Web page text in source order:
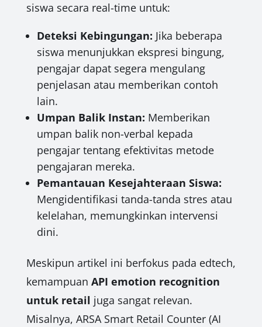
siswa secara real-time untuk:
Deteksi Kebingungan: Jika beberapa
siswa menunjukkan ekspresi bingung,
pengajar dapat segera mengulang
penjelasan atau memberikan contoh
lain.
Umpan Balik Instan: Memberikan
umpan balik non-verbal kepada
pengajar tentang efektivitas metode
pengajaran mereka.
Pemantauan Kesejahteraan Siswa:
Mengidentifikasi tanda-tanda stres atau
kelelahan, memungkinkan intervensi
dini.
Meskipun artikel ini berfokus pada edtech,
kemampuan API emotion recognition
untuk retail juga sangat relevan.
Misalnya, ARSA Smart Retail Counter (AI